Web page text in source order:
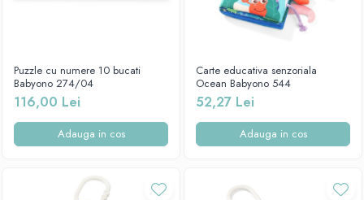
Puzzle cu numere 10 bucati
Babyono 274/04
116,00 Lei
Adauga in cos
Carte educativa senzoriala
Ocean Babyono 544
52,27 Lei
Adauga in cos